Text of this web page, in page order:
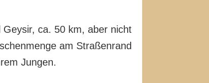
ca. 50 km, aber nicht
am Straßenrand
Jungen.